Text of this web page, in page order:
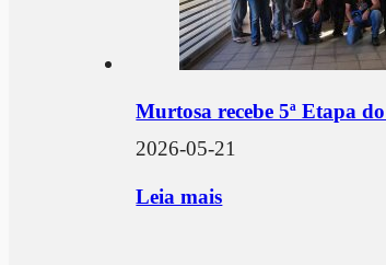
Murtosa recebe 5ª Etapa
2026-05-21
Leia mais